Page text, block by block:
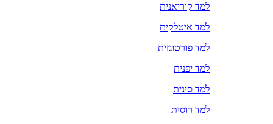
למד קוריאנית
למד איטלקית
למד פורטוגזית
למד יפנית
למד סינית
למד רוסית